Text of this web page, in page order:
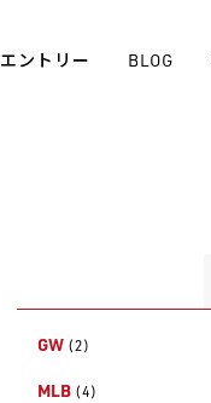
エントリー BLOG
GW (2)
MLB (4)